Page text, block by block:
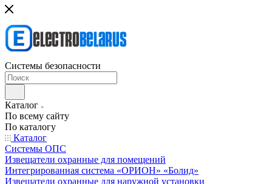
Системы безопасности
Каталог
По всему сайту
По каталогу
Каталог
Системы ОПС
Извещатели охранные для помещений
Интегрированная система «ОРИОН» «Болид»
Извещатели охранные для наружной установки